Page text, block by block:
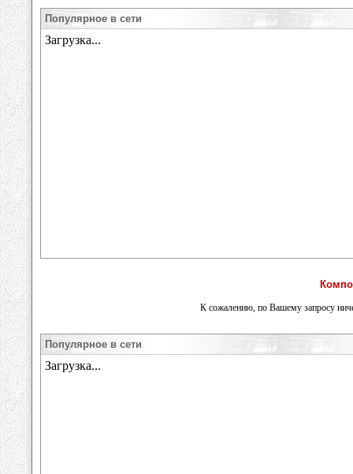
Популярное в сети
К сожалению, по Вашему запросу
Популярное в сети